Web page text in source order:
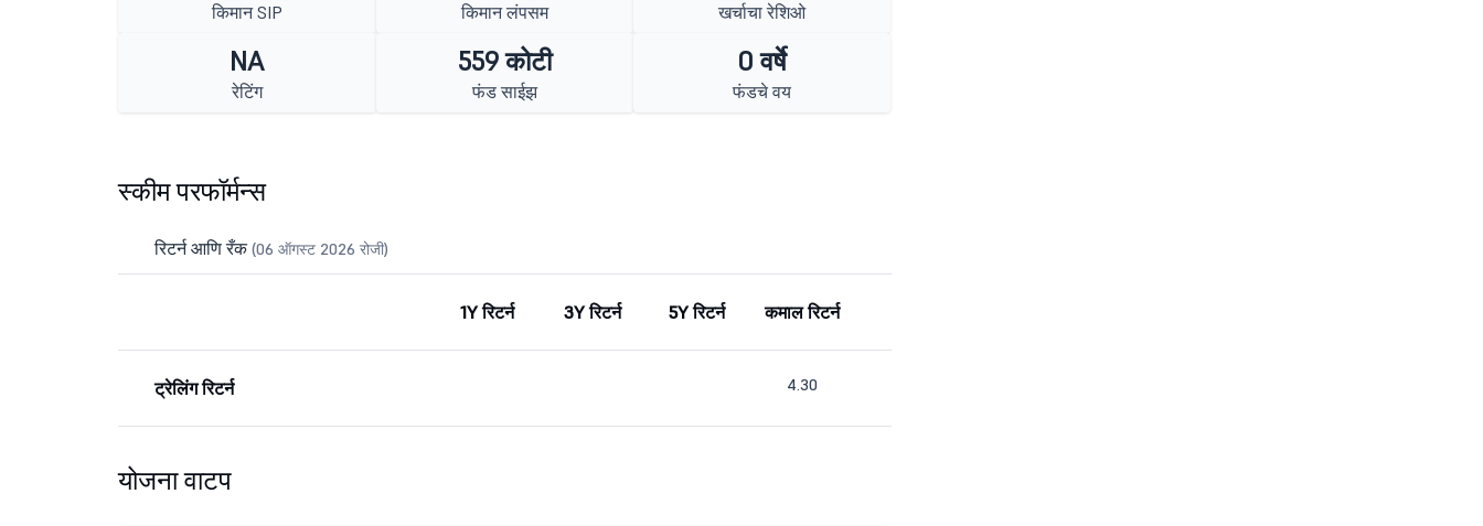
किमान SIP किमान लंपसम खर्चाचा रेशिओ
NA
रेटिंग
559 कोटी
फंड साईझ
0 वर्षे
फंडचे वय
स्कीम परफॉर्मन्स
रिटर्न आणि रँक(06 ऑगस्ट 2026 रोजी)
1Y रिटर्न 3Y रिटर्न 5Y रिटर्न कमाल रिटर्न
ट्रेलिंग रिटर्न 4.30
योजना वाटप